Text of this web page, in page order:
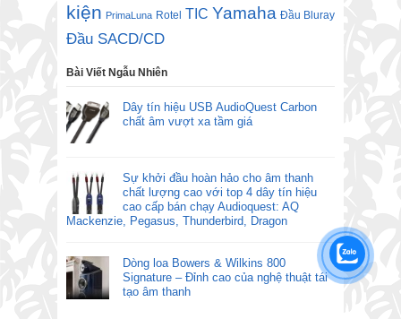
kiện PrimaLuna Rotel TIC Yamaha Đầu Bluray
Đầu SACD/CD
Bài Viết Ngẫu Nhiên
Dây tín hiệu USB AudioQuest Carbon
chất âm vượt xa tầm giá
Sự khởi đầu hoàn hảo cho âm thanh
chất lượng cao với top 4 dây tín hiệu
cao cấp bán chạy Audioquest: AQ
Mackenzie, Pegasus, Thunderbird, Dragon
Dòng loa Bowers & Wilkins 800
Signature – Đỉnh cao của nghệ thuật tái
tạo âm thanh